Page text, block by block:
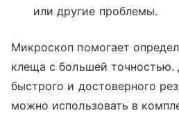
или другие проблемы.
Микроскоп помогает
клеща с большей точностью.
быстрого и достоверного
можно использовать в